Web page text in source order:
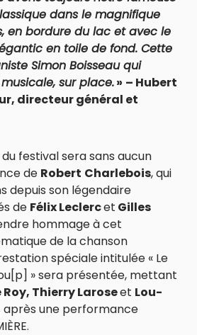
dans le magnifique
en bordure du lac et avec le
en toile de fond. Cette
Simon Boisseau qui
sur place.» – Hubert
directeur général et
festival sera sans aucun
de Robert Charlebois, qui
depuis son légendaire
de Félix Leclercet Gilles
hommage à cet
de la chanson
spéciale intitulée « Le
» sera présentée, mettant
Thierry Laroseet Lou-
après une performance